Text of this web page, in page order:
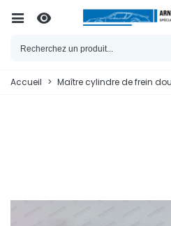
Accueil > Maître cylindre de frein